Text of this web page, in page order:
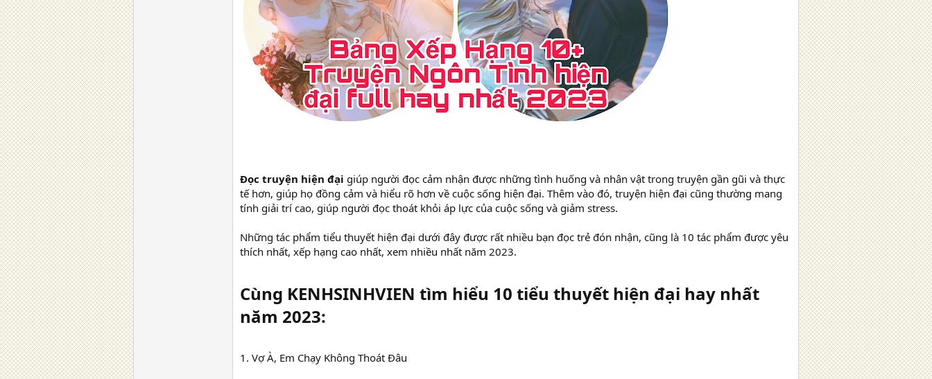
Đọc truyện hiện đại giúp người đọc cảm nhận được những tình huống và nhân vật trong truyện gần gũi và thực
tế hơn, giúp họ đồng cảm và hiểu rõ hơn về cuộc sống hiện đại. Thêm vào đó, truyện hiện đại cũng thường mang
tính giải trí cao, giúp người đọc thoát khỏi áp lực của cuộc sống và giảm stress.
Những tác phẩm tiểu thuyết hiện đại dưới đây được rất nhiều bạn đọc trẻ đón nhận, cũng là 10 tác phẩm được yêu
thích nhất, xếp hạng cao nhất, xem nhiều nhất năm 2023.
Cùng KENHSINHVIEN tìm hiểu 10 tiểu thuyết hiện đại hay nhất
năm 2023:​
1. Vợ À, Em Chạy Không Thoát Đâu